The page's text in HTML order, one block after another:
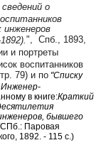
о
", Спб., 1893,
и портреты
воспитанников
79) и по "Списку
Инженер-
в книге:Краткий
бывшего
Паровая
1892. - 115 с.)